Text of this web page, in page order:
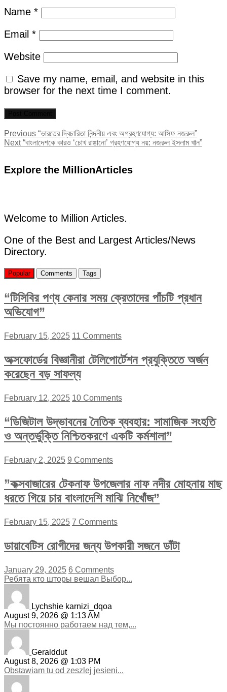
Name *
Email *
Website
Save my name, email, and website in this
browser for the next time I comment.
Post
Previous Previous
post:
“ভারতের দ্বিচারিতা নিন্দনীয় এবং অগ্রহণযোগ্য: আসিফ নজরুল”
Next Next
“বাংলাদেশকে কারও ‘চোখ রাঙানো’ গ্রহণযোগ্য নয়: নজরুল ইসলাম খান”
Explore the MillionArticles
Welcome to Million Articles.
One of the Best and Largest Articles/News
Directory.
Popular Comments Tags
“টিসিবির পণ্য কেনার সময় ক্রেতাদের পাঁচটি প্রধান
অভিযোগ”
February 15, 2025 11 Comments
অক্সফোর্ডের বিজ্ঞানীরা টেলিপোর্টেশন প্রযুক্তিতে অর্জন
করেছেন বড় সাফল্য
February 12, 2025 10 Comments
“ডিজিটাল উদ্ভাবনের নৈতিক ব্যবহার: সামাজিক সংহতি
ও অন্তর্ভুক্তি নিশ্চিতকরণে একটি কর্মশালা”
February 2, 2025 9 Comments
”কক্সবাজারের টেকনাফ উপজেলার নাফ নদীর মোহনায় মাছ
ধরতে গিয়ে চার বাংলাদেশি মাঝি নিখোঁজ”
February 15, 2025 7 Comments
ডায়াবেটিস রোগীদের জন্য উপকারী সজনে ডাঁটা
January 29, 2025 6 Comments
Ребята кто шторы вешал Выбор...
Lychshie karnizi_dqoa
August 9, 2026 @ 1:13 AM
Мы постоянно работаем над тем,...
Geralddut
August 8, 2026 @ 1:03 PM
Obstawiam tu od zeszlej jesieni...